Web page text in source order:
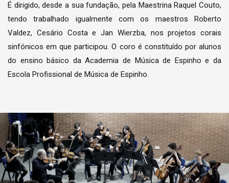
É dirigido, desde a sua fundação, pela Maestrina Raquel Couto,
tendo trabalhado igualmente com os maestros Roberto
Valdez, Cesário Costa e Jan Wierzba, nos projetos corais
sinfónicos em que participou. O coro é constituído por alunos
do ensino básico da Academia de Música de Espinho e da
Escola Profissional de Música de Espinho.